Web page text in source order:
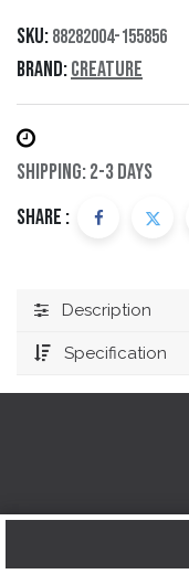
SKU:88282004-155856
Brand:Creature
Shipping: 2-3 Days
Share :
Description
Specification